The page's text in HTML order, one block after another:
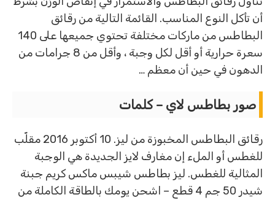
أن تأكل النوع المناسب. القائمة التالية من رقائق
البطاطس من ماركات مختلفة تحتوي جميعها على 140
سعرة حرارية أو أقل لكل وجبة ، وأقل من 8 جرامات من
الدهون في حين أن معظم …
صور بطاطس لاي – كلمات
رقائق البطاطس المخبوزة من ليز. 10 أكتوبر 2016 مقلّب
للغطس أو الملء إن مغارف لايز الجديدة هي الوجبة
المثالية للغطس. ليز بطاطس شيبس ماكس كريم جبنة
شيدر 50 جم 4 قطع – اشحن يومك بالطاقة الكاملة من